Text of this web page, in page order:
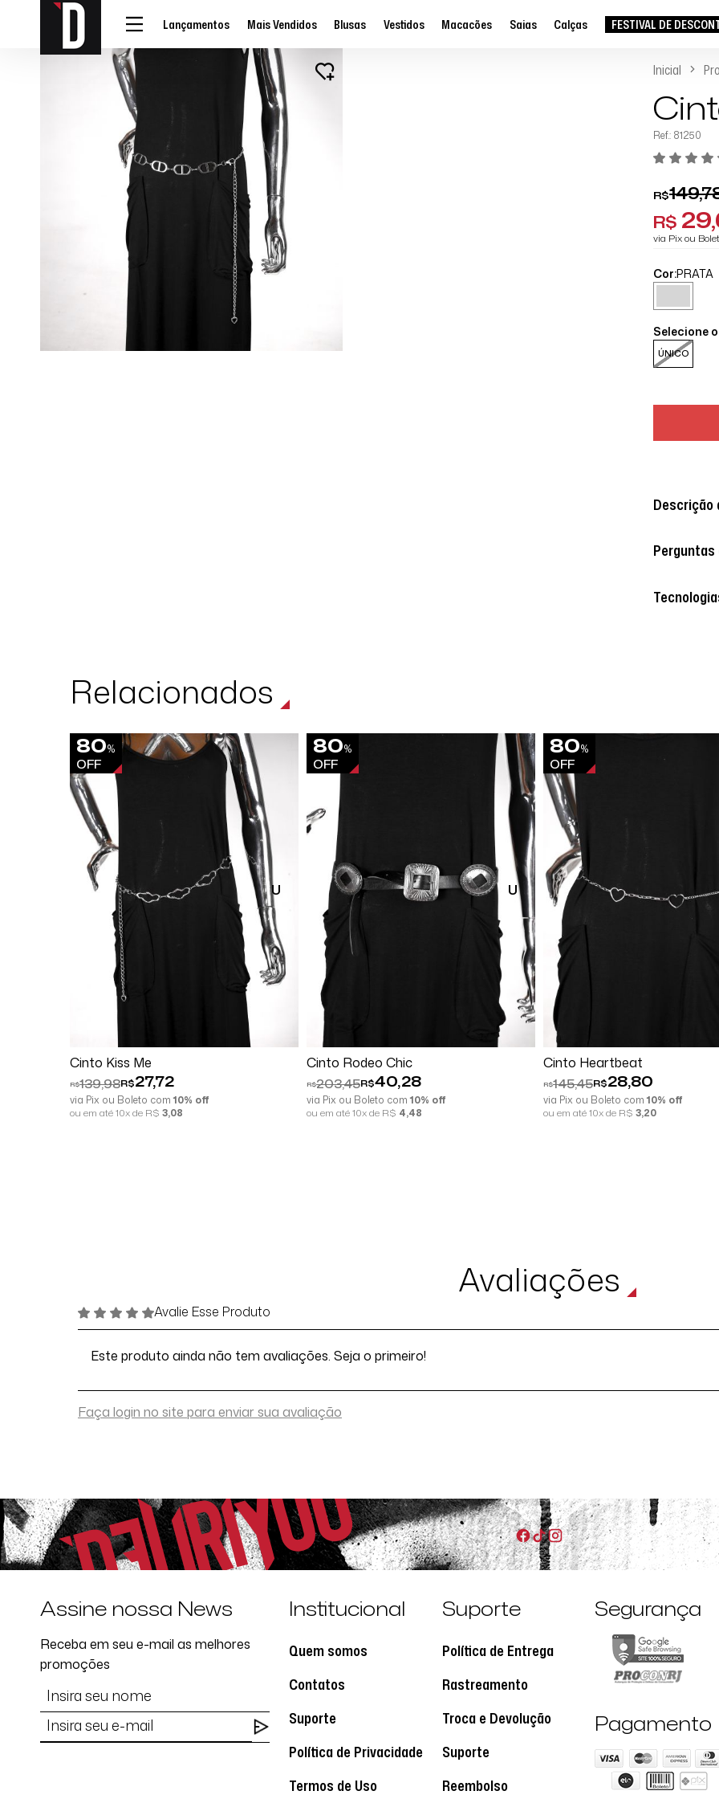
Lançamentos Mais Vendidos Blusas Vestidos Macacões Saias Calças FESTIVAL DE
Inicial
Ref.: 81250
R$
R$
via Pix ou
Cor:PRATA
Selecione
ÚNICO
Descrição
Relacionados
80%
OFF
U
Cinto Kiss Me
R$139,98R$27,72
via Pix ou Boleto com10% off
ou em até 10x de R$ 3,08
80%
OFF
U
Cinto Rodeo Chic
R$203,45R$40,28
via Pix ou Boleto com10% off
ou em até 10x de R$ 4,48
80%
OFF
Cinto Heartbeat
R$145,45R$28,80
via Pix ou Boleto com10% off
ou em até 10x de R$ 3,20
Avaliações
Avalie Esse Produto
Este produto ainda não tem avaliações. Seja o primeiro!
Faça login no site para enviar sua avaliação
Assine nossa News
Receba em seu e-mail as melhores
promoções
Institucional
Quem somos
Contatos
Suporte
Política de Privacidade
Termos de Uso
Suporte
Política de Entrega
Rastreamento
Troca e Devolução
Suporte
Reembolso
Segurança
Pagamento